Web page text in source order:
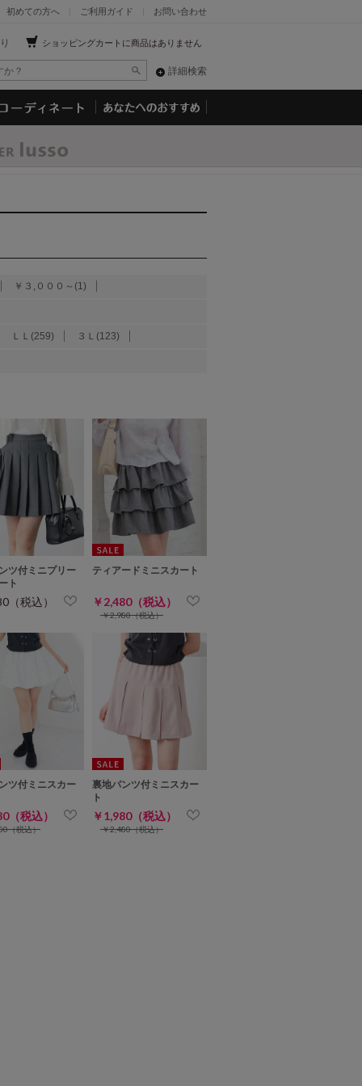
お問い合わせ
ご利用ガイド
初めての方へ
ショッピングカートに商品はありません
詳細検索
￥３,０００～(1)
ＬＬ(259) ３Ｌ(123)
ツ付ミニプリー
ト
（税込）
ティアードミニスカート
￥2,480（税込）
￥2,980（税込）
ツ付ミニスカー
（税込）
（税込）
裏地パンツ付ミニスカー
ト
￥1,980（税込）
￥2,480（税込）